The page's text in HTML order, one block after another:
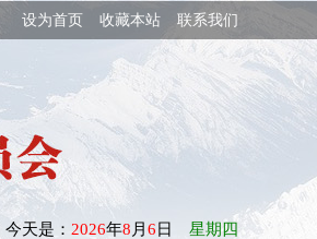
设为首页 收藏本站 联系我们
今天是： 2026年8 月 6 日 星期四